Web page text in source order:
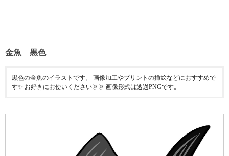
金魚 黒色
黒色の金魚のイラストです。 画像加工やプリントの挿絵などにおすすめで
す✨ お好きにお使いください🌞🌞 画像形式は透過PNGです。